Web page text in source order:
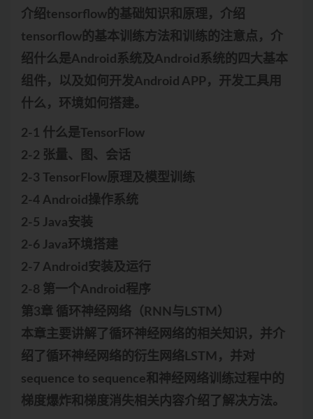
介绍tensorflow的基础知识和原理，介绍
tensorflow的基本训练方法和训练的注意点，介
绍什么是Android系统及Android系统的四大基本
组件，以及如何开发Android APP，开发工具用
什么，环境如何搭建。
2-1 什么是TensorFlow
2-2 张量、图、会话
2-3 TensorFlow原理及模型训练
2-4 Android操作系统
2-5 Java安装
2-6 Java环境搭建
2-7 Android安装及运行
2-8 第一个Android程序
第3章 循环神经网络（RNN与LSTM）
本章主要讲解了循环神经网络的相关知识，并介
绍了循环神经网络的衍生网络LSTM，并对
sequence to sequence和神经网络训练过程中的
梯度爆炸和梯度消失相关内容介绍了解决方法。